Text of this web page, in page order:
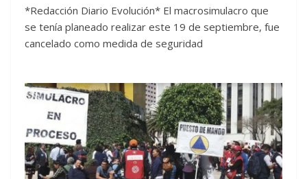
*Redacción Diario Evolución* El macrosimulacro que
se tenía planeado realizar este 19 de septiembre, fue
cancelado como medida de seguridad